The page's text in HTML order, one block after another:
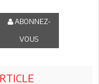
ABONNEZ-
VOUS